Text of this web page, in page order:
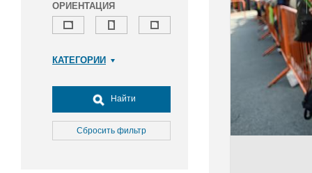
ОРИЕНТАЦИЯ
КАТЕГОРИИ
Досуг, туризм и отдых
Культура
Медицина
Найти
Сбросить фильтр